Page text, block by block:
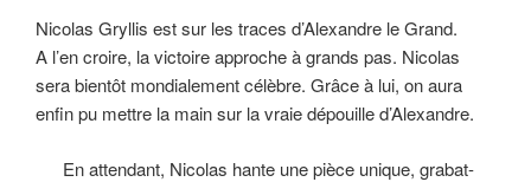
Nicolas Gryllis est sur les traces d’Alexandre le Grand.
A l’en croire, la victoire approche à grands pas. Nicolas
sera bientôt mondialement célèbre. Grâce à lui, on aura
enfin pu mettre la main sur la vraie dépouille d’Alexandre.
En attendant, Nicolas hante une pièce unique, grabat-